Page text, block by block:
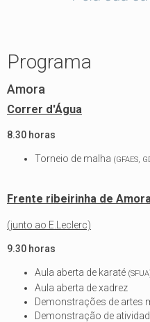
Programa
Amora
Correr d'Água
8.30 horas
Torneio de malha (GFAES,
Frente ribeirinha de
(junto ao E.Leclerc)
9.30 horas
Aula aberta de karaté
Aula aberta de xadrez
Demonstrações de artes
Demonstração de